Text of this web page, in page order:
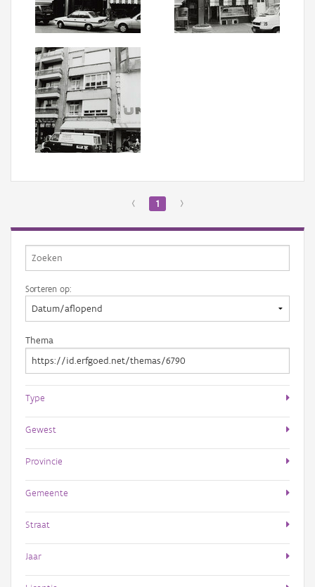
‹ 1 ›
Sorteren op:
Thema
Type
Gewest
Provincie
Gemeente
Straat
Jaar